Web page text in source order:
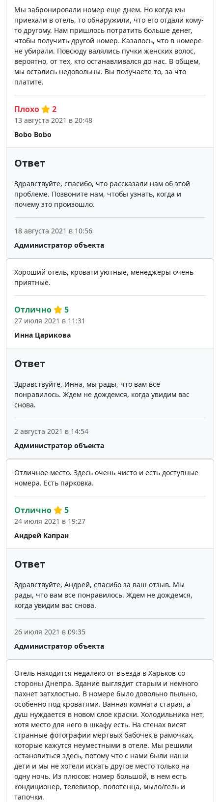
Мы забронировали номер еще днем. Но когда мы
приехали в отель, то обнаружили, что его отдали кому-
то другому. Нам пришлось потратить больше денег,
чтобы получить другой номер. Казалось, что в номере
не убирали. Повсюду валялись пучки женских волос,
вероятно, от тех, кто останавливался до нас. В общем,
мы остались недовольны. Вы получаете то, за что
платите.
Bobo Bobo
Плохо 2
13 августа 2021 в 20:48
Ответ
Здравствуйте, спасибо, что рассказали нам об этой
проблеме. Позвоните нам, чтобы узнать, когда и
почему это произошло.
Администратор объекта
18 августа 2021 в 10:56
Хороший отель, кровати уютные, менеджеры очень
приятные.
Инна Царикова
Отлично 5
27 июля 2021 в 11:31
Ответ
Здравствуйте, Инна, мы рады, что вам все
понравилось. Ждем не дождемся, когда увидим вас
снова.
Администратор объекта
2 августа 2021 в 14:54
Отличное место. Здесь очень чисто и есть доступные
номера. Есть парковка.
Андрей Капран
Отлично 5
24 июля 2021 в 19:27
Ответ
Здравствуйте, Андрей, спасибо за ваш отзыв. Мы
рады, что вам все понравилось. Ждем не дождемся,
когда увидим вас снова.
Администратор объекта
26 июля 2021 в 09:35
Отель находится недалеко от въезда в Харьков со
стороны Днепра. Здание выглядит старым и немного
пахнет затхлостью. В номере было довольно пыльно,
особенно под кроватями. Ванная комната старая, а
душ нуждается в новом слое краски. Холодильника нет,
хотя место для него в шкафу есть. На стенах висят
странные фотографии мертвых бабочек в рамочках,
которые кажутся неуместными в отеле. Мы решили
остановиться здесь, потому что с нами были наши
дети и мы не хотели искать другое место только на
одну ночь. Из плюсов: номер большой, в нем есть
кондиционер, телевизор, полотенца, мыло/гель и
тапочки.